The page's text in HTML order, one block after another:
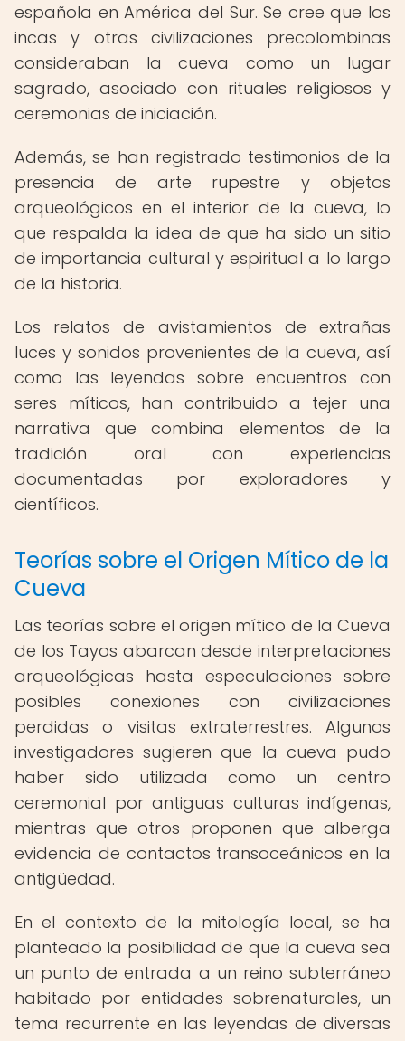
española en América del Sur. Se cree que los
incas y otras civilizaciones precolombinas
consideraban la cueva como un lugar
sagrado, asociado con rituales religiosos y
ceremonias de iniciación.
Además, se han registrado testimonios de la
presencia de arte rupestre y objetos
arqueológicos en el interior de la cueva, lo
que respalda la idea de que ha sido un sitio
de importancia cultural y espiritual a lo largo
de la historia.
Los relatos de avistamientos de extrañas
luces y sonidos provenientes de la cueva, así
como las leyendas sobre encuentros con
seres míticos, han contribuido a tejer una
narrativa que combina elementos de la
tradición oral con experiencias
documentadas por exploradores y
científicos.
Teorías sobre el Origen Mítico de la
Cueva
Las teorías sobre el origen mítico de la Cueva
de los Tayos abarcan desde interpretaciones
arqueológicas hasta especulaciones sobre
posibles conexiones con civilizaciones
perdidas o visitas extraterrestres. Algunos
investigadores sugieren que la cueva pudo
haber sido utilizada como un centro
ceremonial por antiguas culturas indígenas,
mientras que otros proponen que alberga
evidencia de contactos transoceánicos en la
antigüedad.
En el contexto de la mitología local, se ha
planteado la posibilidad de que la cueva sea
un punto de entrada a un reino subterráneo
habitado por entidades sobrenaturales, un
tema recurrente en las leyendas de diversas